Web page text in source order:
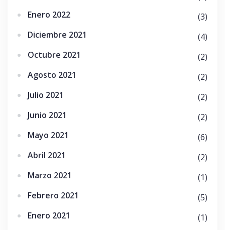
Enero 2022
(3)
Diciembre 2021
(4)
Octubre 2021
(2)
Agosto 2021
(2)
Julio 2021
(2)
Junio 2021
(2)
Mayo 2021
(6)
Abril 2021
(2)
Marzo 2021
(1)
Febrero 2021
(5)
Enero 2021
(1)